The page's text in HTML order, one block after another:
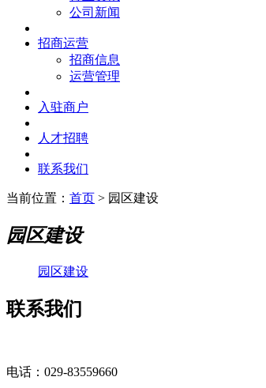
公司新闻
招商运营
招商信息
运营管理
入驻商户
人才招聘
联系我们
当前位置： 首页 > 园区建设
园区建设
园区建设
联系我们
电话：029-83559660